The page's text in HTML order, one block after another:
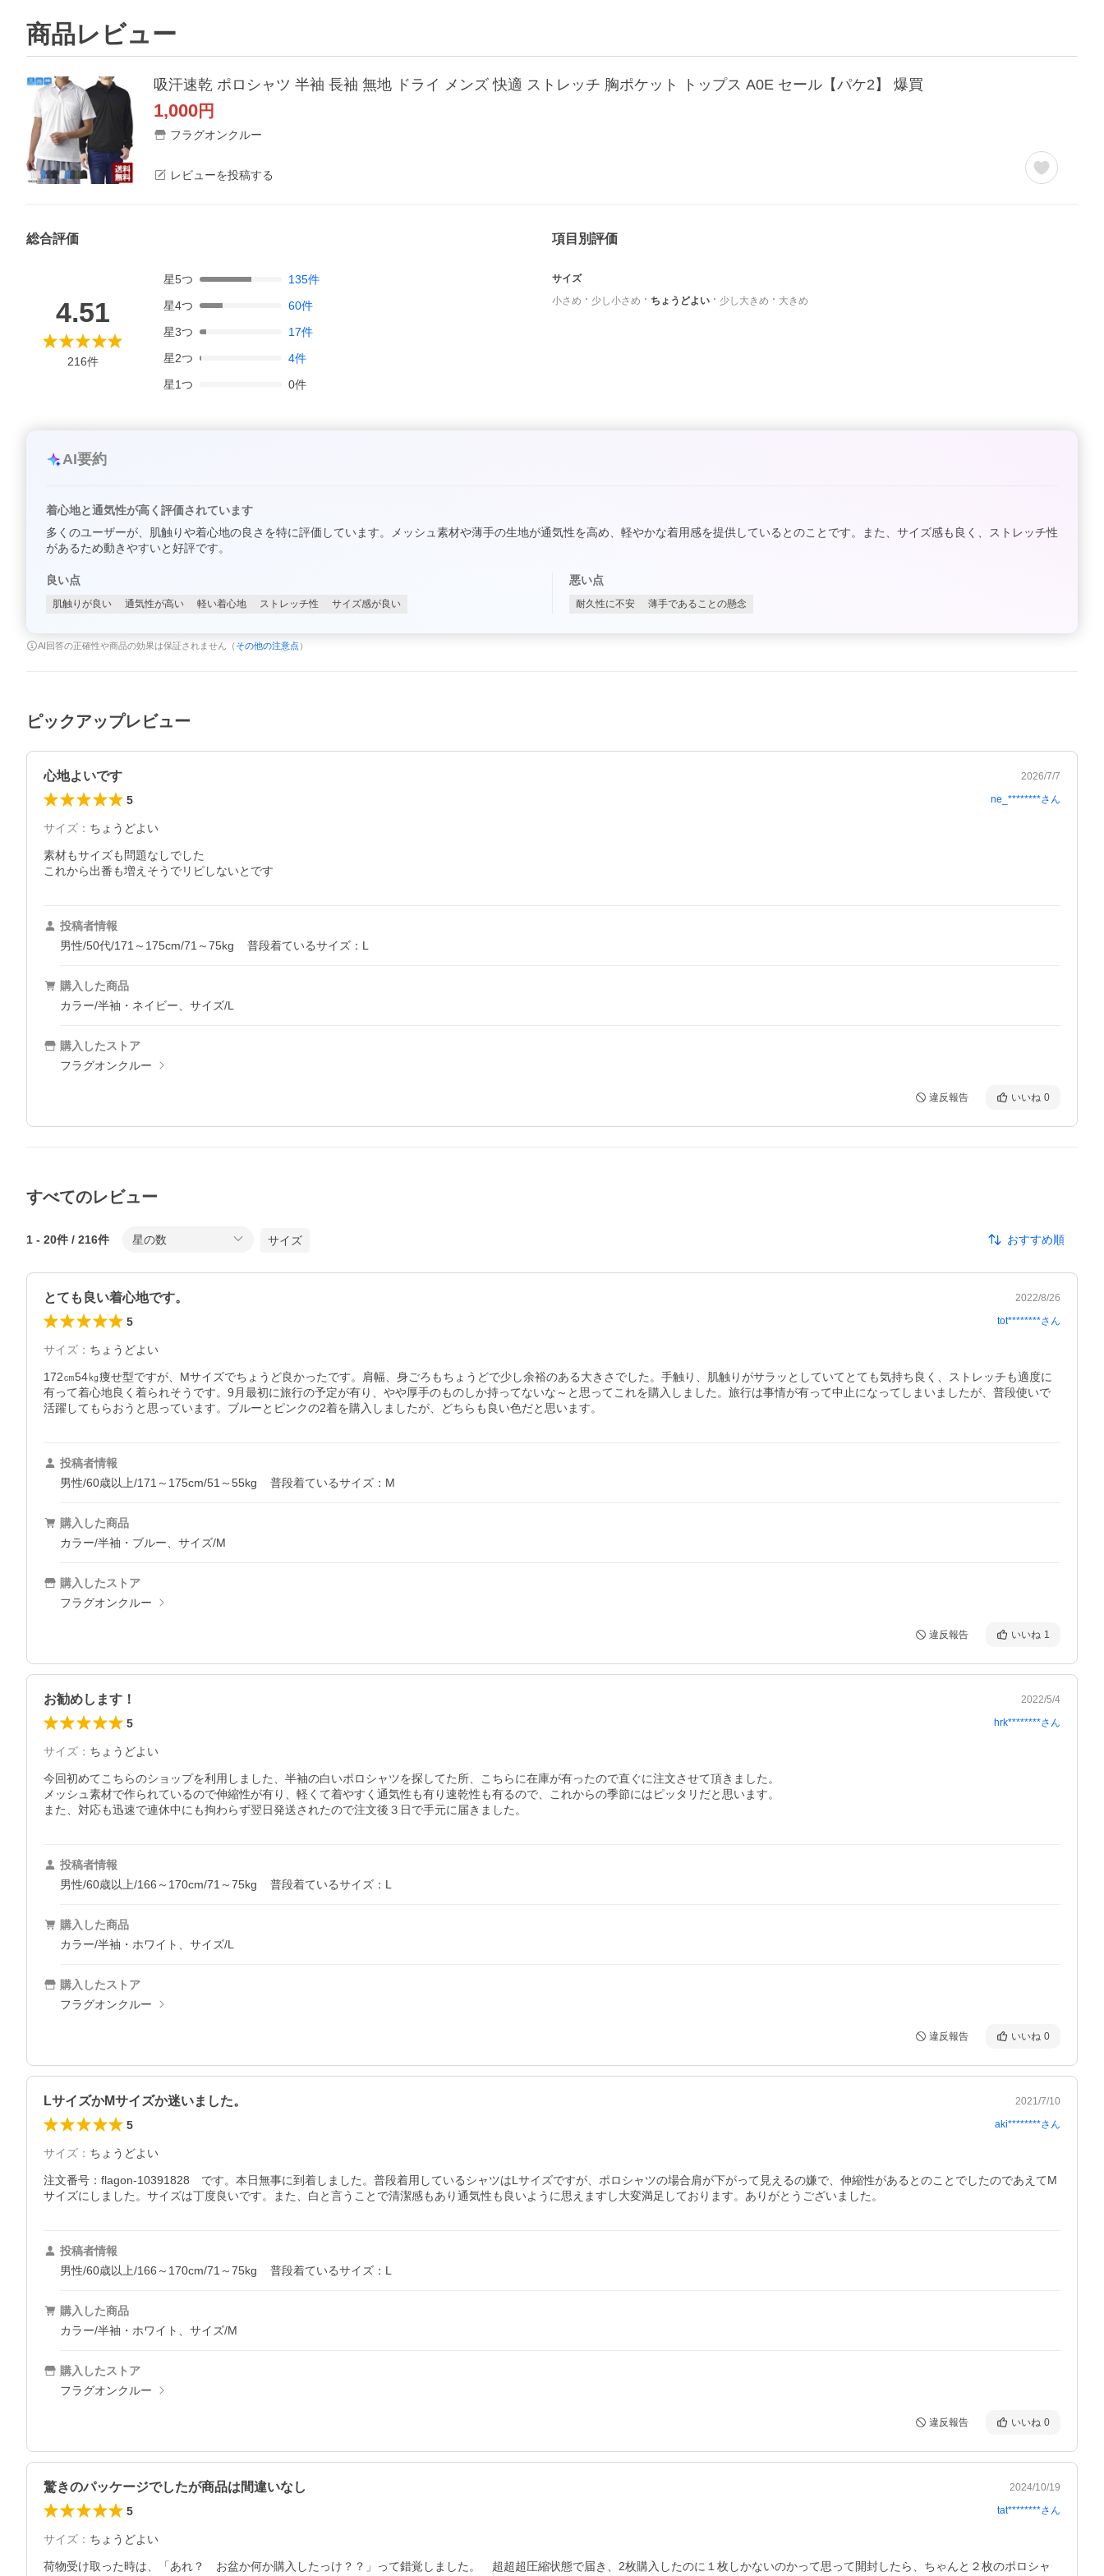
商品レビュー
吸汗速乾 ポロシャツ 半袖 長袖 無地 ドライ メンズ 快適 ストレッチ 胸ポケット トップス A0E セール【パケ2】 爆買
1,000円
フラグオンクルー
レビューを投稿する
総合評価
4.51
216件
星5つ 135件
星4つ 60件
星3つ 17件
星2つ 4件
星1つ 0件
項目別評価
サイズ
小さめ
少し小さめ ちょうどよい 少し大きめ 大きめ
AI要約
着心地と通気性が高く評価されています
多くのユーザーが、肌触りや着心地の良さを特に評価しています。メッシュ素材や薄手の生地が通気性を高め、軽やかな着用感を提供しているとのことです。また、サイズ感も良く、ストレッチ性
があるため動きやすいと好評です。
良い点
肌触りが良い 通気性が高い 軽い着心地 ストレッチ性 サイズ感が良い
悪い点
耐久性に不安 薄手であることの懸念
AI回答の正確性や商品の効果は保証されません（ その他の注意点 ）
ピックアップレビュー
心地よいです 2026/7/7
5 ne_********さん
サイズ ： ちょうどよい
素材もサイズも問題なしでした
これから出番も増えそうでリピしないとです
投稿者情報
男性/50代/171～175cm/71～75kg
普段着ているサイズ：L
購入した商品
カラー/半袖・ネイビー、サイズ/L
購入したストア
フラグオンクルー
違反報告 いいね 0
すべてのレビュー
1 - 20件 / 216件 星の数 サイズ おすすめ順
とても良い着心地です。 2022/8/26
5 tot********さん
サイズ ： ちょうどよい
172㎝54㎏痩せ型ですが、Mサイズでちょうど良かったです。肩幅、身ごろもちょうどで少し余裕のある大きさでした。手触り、肌触りがサラッとしていてとても気持ち良く、ストレッチも適度に
有って着心地良く着られそうです。9月最初に旅行の予定が有り、やや厚手のものしか持ってないな～と思ってこれを購入しました。旅行は事情が有って中止になってしまいましたが、普段使いで
活躍してもらおうと思っています。ブルーとピンクの2着を購入しましたが、どちらも良い色だと思います。
投稿者情報
男性/60歳以上/171～175cm/51～55kg
普段着ているサイズ：M
購入した商品
カラー/半袖・ブルー、サイズ/M
購入したストア
フラグオンクルー
違反報告 いいね 1
お勧めします！ 2022/5/4
5 hrk********さん
サイズ ： ちょうどよい
今回初めてこちらのショップを利用しました、半袖の白いポロシャツを探してた所、こちらに在庫が有ったので直ぐに注文させて頂きました。
メッシュ素材で作られているので伸縮性が有り、軽くて着やすく通気性も有り速乾性も有るので、これからの季節にはピッタリだと思います。
投稿者情報
男性/60歳以上/166～170cm/71～75kg
普段着ているサイズ：L
購入した商品
カラー/半袖・ホワイト、サイズ/L
購入したストア
フラグオンクルー
違反報告 いいね 0
LサイズかMサイズか迷いました。 2021/7/10
5 aki********さん
サイズ ： ちょうどよい
注文番号：flagon-10391828　です。本日無事に到着しました。普段着用しているシャツはLサイズですが、ポロシャツの場合肩が下がって見えるの嫌で、伸縮性があるとのことでしたのであえてM
サイズにしました。サイズは丁度良いです。また、白と言うことで清潔感もあり通気性も良いように思えますし大変満足しております。ありがとうございました。
投稿者情報
男性/60歳以上/166～170cm/71～75kg
普段着ているサイズ：L
購入した商品
カラー/半袖・ホワイト、サイズ/M
購入したストア
フラグオンクルー
違反報告 いいね 0
驚きのパッケージでしたが商品は間違いなし 2024/10/19
5 tat********さん
サイズ ： ちょうどよい
荷物受け取った時は、「あれ？　お盆か何か購入したっけ？？」って錯覚しました。　超超超圧縮状態で届き、2枚購入したのに１枚しかないのかって思って開封したら、ちゃんと２枚のポロシャ